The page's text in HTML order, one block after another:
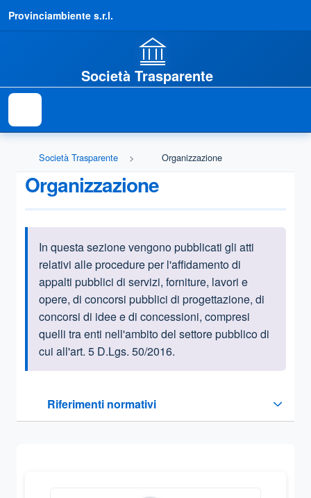
Provinciambiente s.r.l.
Società Trasparente
Società Trasparente Organizzazione
Organizzazione
Informazioni introduttive
In questa sezione vengono pubblicati gli atti
relativi alle procedure per l'affidamento di
appalti pubblici di servizi, forniture, lavori e
opere, di concorsi pubblici di progettazione, di
concorsi di idee e di concessioni, compresi
quelli tra enti nell'ambito del settore pubblico di
cui all'art. 5 D.Lgs. 50/2016.
Riferimenti normativi
Sezione compressa